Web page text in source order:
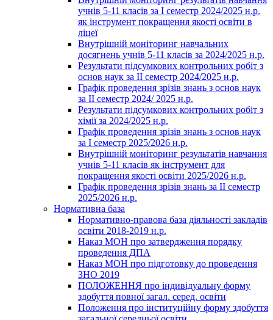
учнів 5-11 класів за І семестр 2024/2025 н.р.
як інструмент покращення якості освіти в
ліцеї
Внутрішній моніторинг навчальних
досягнень учнів 5-11 класів за 2024/2025 н.р.
Результати підсумкових контрольних робіт з
основ наук за ІІ семестр 2024/2025 н.р.
Графік проведення зрізів знань з основ наук
за ІІ семестр 2024/ 2025 н.р.
Результати підсумкових контрольних робіт з
хімії за 2024/2025 н.р.
Графік проведення зрізів знань з основ наук
за І семестр 2025/2026 н.р.
Внутрішній моніторинг результатів навчання
учнів 5-11 класів як інструмент для
покращення якості освіти 2025/2026 н.р.
Графік проведення зрізів знань за ІІ семестр
2025/2026 н.р.
Нормативна база
Нормативно-правова база діяльності закладів
освіти 2018-2019 н.р.
Наказ МОН про затвердження порядку
проведення ДПА
Наказ МОН про підготовку до проведення
ЗНО 2019
ПОЛОЖЕННЯ про індивідуальну форму
здобуття повної загал. серед. освіти
Положення про інституційну форму здобуття